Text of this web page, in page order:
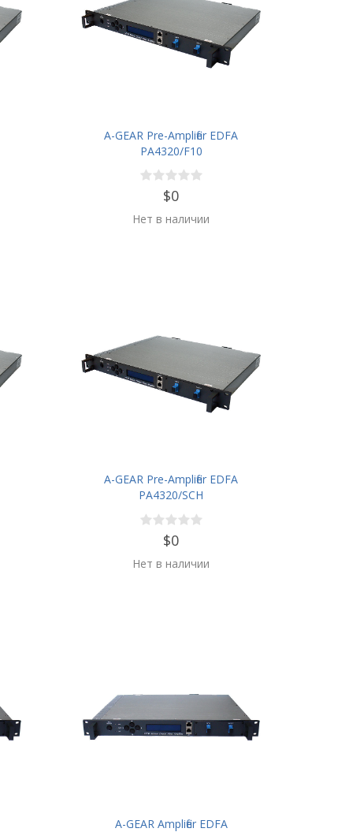
A-GEAR Pre-Amplifier EDFA
PA4320/F10
$0
Нет в наличии
A-GEAR Pre-Amplifier EDFA
PA4320/SCH
$0
Нет в наличии
A-GEAR Amplifier EDFA